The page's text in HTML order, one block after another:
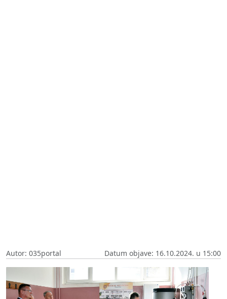
Autor: 035portal Datum objave: 16.10.2024. u 15:00